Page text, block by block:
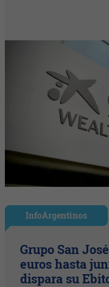
InfoArgentinos
Grupo San
euros hasta
dispara su